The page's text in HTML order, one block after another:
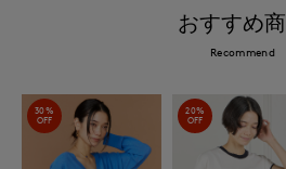
おすすめ
Recommend
30%
OFF
20%
OFF